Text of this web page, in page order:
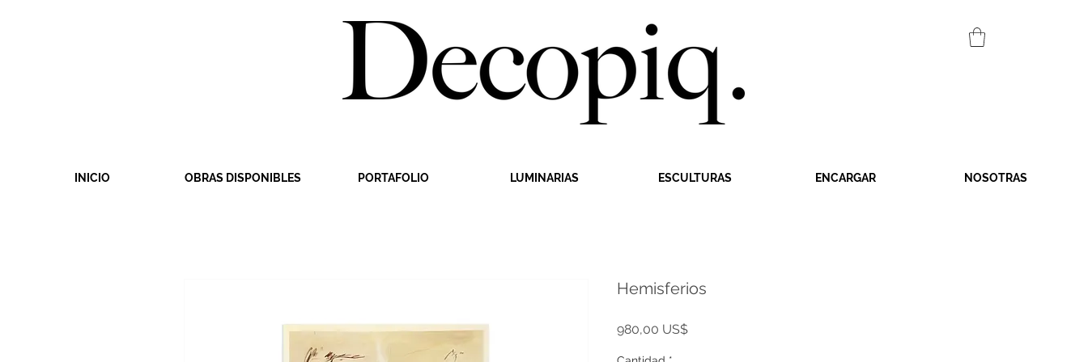
INICIO OBRAS DISPONIBLES PORTAFOLIO LUMINARIAS ESCULTURAS ENCARGAR NOSOTRAS
Hemisferios
980,00 US$Precio